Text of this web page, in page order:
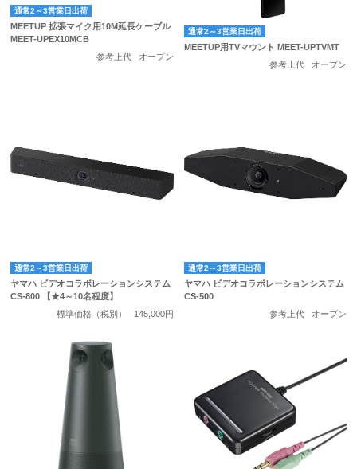
通常2～3営業日出荷
MEETUP 拡張マイク用10M延長ケーブル
MEET-UPEX10MCB
参考上代
オープン
通常2～3営業日出荷
MEETUP用TVマウント MEET-UPTVMT
参考上代
オープン
通常2～3営業日出荷
ヤマハ ビデオコラボレーションシステム
CS-800 【★4～10名程度】
標準価格（税別）
145,000円
通常2～3営業日出荷
ヤマハ ビデオコラボレーションシステム
CS-500
参考上代
オープン